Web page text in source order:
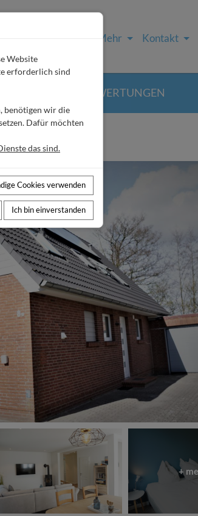
Service & Mehr Kontakt
GÄSTEBEWERTUNGEN
Website
erforderlich sind
benötigen wir die
Dafür möchten
das sind.
Cookies verwenden
Ich bin einverstanden